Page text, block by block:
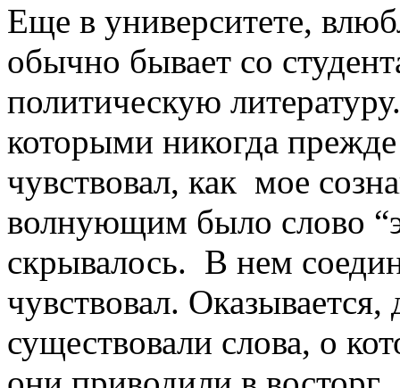
Еще в университете,
обычно бывает со
политическую
которыми никогда
чувствовал, как мое
волнующим было слово
скрывалось. В нем
чувствовал.
существовали слова, о